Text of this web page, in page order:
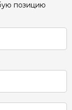
позицию